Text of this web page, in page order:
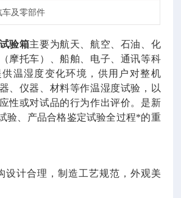
车及零部件
验箱主要为航天、航空、石油、化
摩托车）、船舶、电子、通讯等科
温湿度变化环境，供用户对整机
、仪器、材料等作温湿度试验，以
性或对试品的行为作出评价。是新
验、产品合格鉴定试验全过程*的重
设计合理，制造工艺规范，外观美